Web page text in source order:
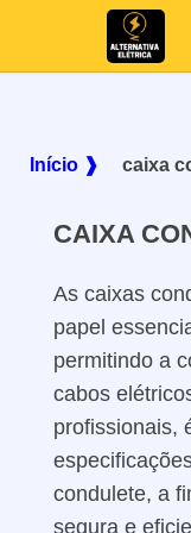
Início ❱ caixa
CAIXA
As caixas
papel
permitindo a
cabos
profissionais,
condulete, a
segura e